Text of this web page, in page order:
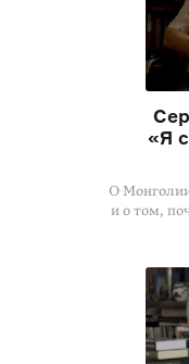
«Я
О
и о том,